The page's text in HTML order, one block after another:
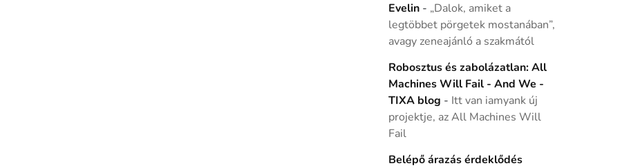
Evelin- „Dalok, amiket a
legtöbbet pörgetek mostanában”,
avagy zeneajánló a szakmától
Robosztus és zabolázatlan: All
Machines Will Fail - And We -
TIXA blog - Itt van iamyank új
projektje, az All Machines Will
Fail
Belépő árazás érdeklődés